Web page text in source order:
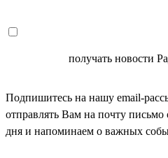
получать новости
Подпишитесь на нашу email-
отправлять Вам на почту
дня и напоминаем о важных